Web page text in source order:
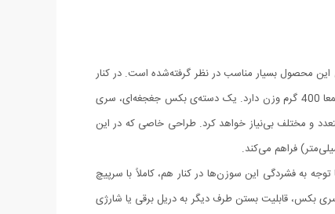
این محصول بسیار مناسب در نظر گرفته‌شده است. در کنار
این مدل یک قطعه مناسب برای اتصال سری آچار به دستگاه دریل یا پیچ‌گوشتی با سری قابل تعویض، وجود دارد. این ابزار از سه قطعه تشکیل‌شده که جمعا 400 گرم وزن دارد. یک دسته‌ی بکس جغجغه‌ای، سری
و مختلف بی‌نیاز خواهد کرد. طراحی خاصی که در این
به فشردگی این سوزن‌ها در کنار هم، کاملاً با سرپیچ
بکس، قابلیت بستن طرف دیگر به دریل برقی یا شارژی